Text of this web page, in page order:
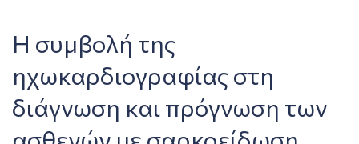
Η συμβολή της
ηχωκαρδιογραφίας στη
διάγνωση και πρόγνωση των